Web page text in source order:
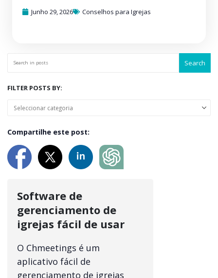
Junho 29, 2026
Conselhos para Igrejas
Search
FILTER POSTS BY:
Compartilhe este post:
Software de
gerenciamento de
igrejas fácil de usar
O Chmeetings é um
aplicativo fácil de
gerenciamento de igrejas